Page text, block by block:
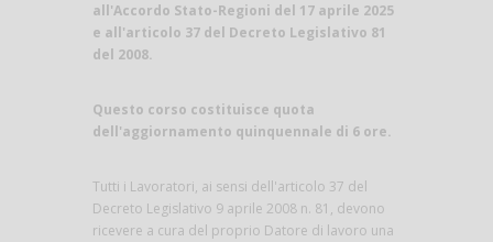
all'Accordo Stato-Regioni del 17 aprile 2025
e all'articolo 37 del Decreto Legislativo 81
del 2008.
Questo corso costituisce quota
dell'aggiornamento quinquennale di 6 ore.
Tutti i Lavoratori, ai sensi dell'articolo 37 del
Decreto Legislativo 9 aprile 2008 n. 81, devono
ricevere a cura del proprio Datore di lavoro una